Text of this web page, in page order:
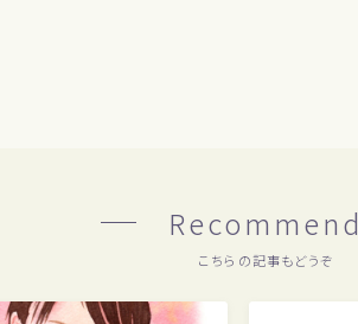
Recommend
こちらの記事もどうぞ